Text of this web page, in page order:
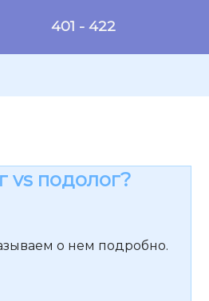
401 - 422
vs подолог?
о нем подробно.